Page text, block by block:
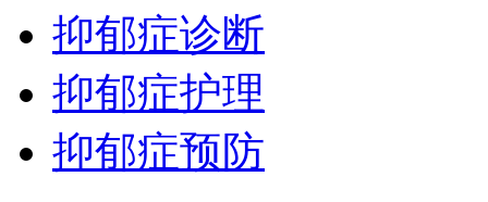
抑郁症诊断
抑郁症护理
抑郁症预防